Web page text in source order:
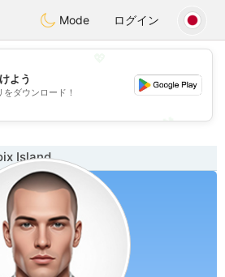
StatesDating
Mode ログイン
💕
よう
ダウンロード！
Island